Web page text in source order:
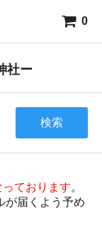
0
社ー
検索
ております。
が届くよう予め